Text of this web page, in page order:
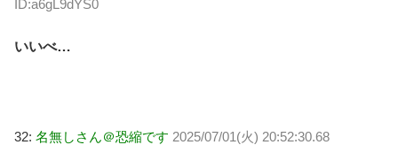
ID:a6gL9dYS0
いいべ…
32: 名無しさん＠恐縮です 2025/07/01(火) 20:52:30.68